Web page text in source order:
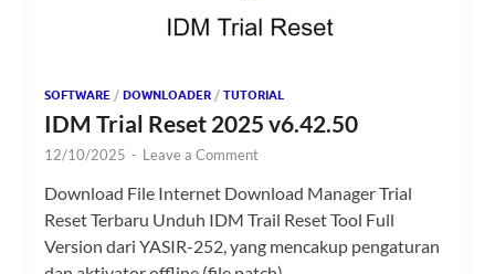
SOFTWARE / DOWNLOADER / TUTORIAL
IDM Trial Reset 2025 v6.42.50
12/10/2025 - Leave a Comment
Download File Internet Download Manager Trial
Reset Terbaru Unduh IDM Trail Reset Tool Full
Version dari YASIR-252, yang mencakup pengaturan